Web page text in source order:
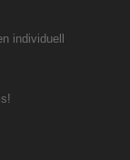
individuell